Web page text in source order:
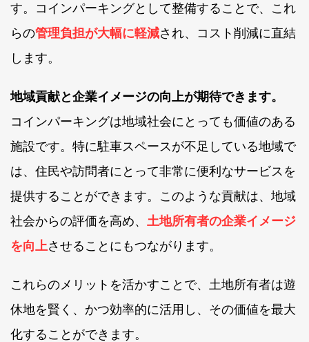
す。コインパーキングとして整備することで、これ
らの管理負担が大幅に軽減され、コスト削減に直結
します。
地域貢献と企業イメージの向上が期待できます。
コインパーキングは地域社会にとっても価値のある
施設です。特に駐車スペースが不足している地域で
は、住民や訪問者にとって非常に便利なサービスを
提供することができます。このような貢献は、地域
社会からの評価を高め、 土地所有者の企業イメージ
を向上させることにもつながります。
これらのメリットを活かすことで、土地所有者は遊
休地を賢く、かつ効率的に活用し、その価値を最大
化することができます。